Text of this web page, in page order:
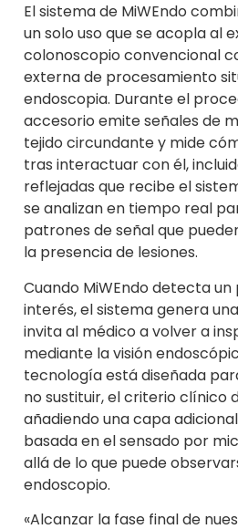
El sistema de MiWEndo
un solo uso que se acopla al
colonoscopio convencional
externa de procesamiento
endoscopia. Durante el
accesorio emite señales de
tejido circundante y mide
tras interactuar con él,
reflejadas que recibe el
se analizan en tiempo real
patrones de señal que
la presencia de lesiones.
Cuando MiWEndo detecta
interés, el sistema genera
invita al médico a volver a
mediante la visión
tecnología está diseñada
no sustituir, el criterio clínico
añadiendo una capa
basada en el sensado por
allá de lo que puede
endoscopio.
«Alcanzar la fase final de